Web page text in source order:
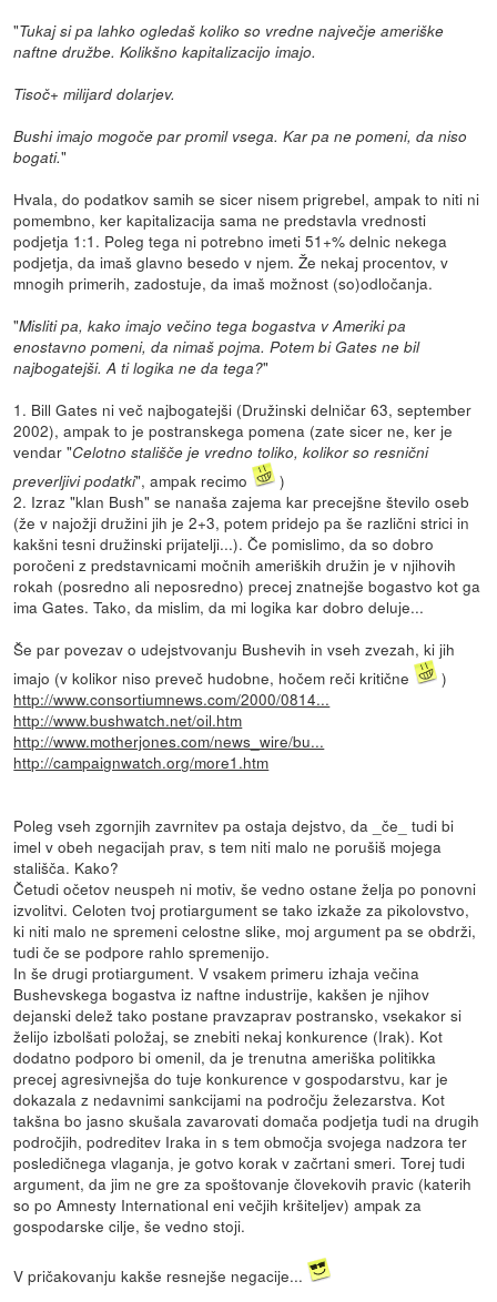
"Tukaj si pa lahko ogledaš koliko so vredne največje ameriške
naftne družbe. Kolikšno kapitalizacijo imajo.
Tisoč+ milijard dolarjev.
Bushi imajo mogoče par promil vsega. Kar pa ne pomeni, da niso
bogati."
Hvala, do podatkov samih se sicer nisem prigrebel, ampak to niti ni
pomembno, ker kapitalizacija sama ne predstavla vrednosti
podjetja 1:1. Poleg tega ni potrebno imeti 51+% delnic nekega
podjetja, da imaš glavno besedo v njem. Že nekaj procentov, v
mnogih primerih, zadostuje, da imaš možnost (so)odločanja.
"Misliti pa, kako imajo večino tega bogastva v Ameriki pa
enostavno pomeni, da nimaš pojma. Potem bi Gates ne bil
najbogatejši. A ti logika ne da tega?"
1. Bill Gates ni več najbogatejši (Družinski delničar 63, september
2002), ampak to je postranskega pomena (zate sicer ne, ker je
vendar "Celotno stališče je vredno toliko, kolikor so resnični
preverljivi podatki", ampak recimo
)
2. Izraz "klan Bush" se nanaša zajema kar precejšne število oseb
(že v najožji družini jih je 2+3, potem pridejo pa še različni strici in
kakšni tesni družinski prijatelji...). Če pomislimo, da so dobro
poročeni z predstavnicami močnih ameriških družin je v njihovih
rokah (posredno ali neposredno) precej znatnejše bogastvo kot ga
ima Gates. Tako, da mislim, da mi logika kar dobro deluje...
Še par povezav o udejstvovanju Bushevih in vseh zvezah, ki jih
imajo (v kolikor niso preveč hudobne, hočem reči kritične
)
http://www.consortiumnews.com/2000/0814...
http://www.bushwatch.net/oil.htm
http://www.motherjones.com/news_wire/bu...
http://campaignwatch.org/more1.htm
Poleg vseh zgornjih zavrnitev pa ostaja dejstvo, da _če_ tudi bi
imel v obeh negacijah prav, s tem niti malo ne porušiš mojega
stališča. Kako?
Četudi očetov neuspeh ni motiv, še vedno ostane želja po ponovni
izvolitvi. Celoten tvoj protiargument se tako izkaže za pikolovstvo,
ki niti malo ne spremeni celostne slike, moj argument pa se obdrži,
tudi če se podpore rahlo spremenijo.
In še drugi protiargument. V vsakem primeru izhaja večina
Bushevskega bogastva iz naftne industrije, kakšen je njihov
dejanski delež tako postane pravzaprav postransko, vsekakor si
želijo izbolšati položaj, se znebiti nekaj konkurence (Irak). Kot
dodatno podporo bi omenil, da je trenutna ameriška politikka
precej agresivnejša do tuje konkurence v gospodarstvu, kar je
dokazala z nedavnimi sankcijami na področju železarstva. Kot
takšna bo jasno skušala zavarovati domača podjetja tudi na drugih
področjih, podreditev Iraka in s tem območja svojega nadzora ter
posledičnega vlaganja, je gotvo korak v začrtani smeri. Torej tudi
argument, da jim ne gre za spoštovanje človekovih pravic (katerih
so po Amnesty International eni večjih kršiteljev) ampak za
gospodarske cilje, še vedno stoji.
V pričakovanju kakše resnejše negacije...